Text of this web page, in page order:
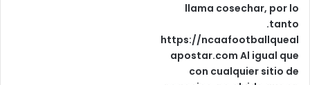
llama cosechar, por lo
tanto.
https://ncaafootballqueal
apostar.com Al igual que
con cualquier sitio de